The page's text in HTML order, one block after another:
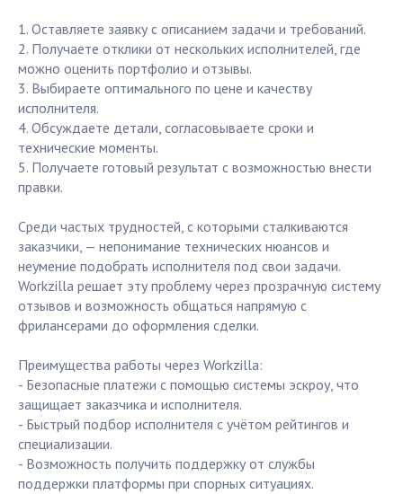
1. Оставляете заявку с описанием задачи и требований.
2. Получаете отклики от нескольких исполнителей, где
можно оценить портфолио и отзывы.
3. Выбираете оптимального по цене и качеству
исполнителя.
4. Обсуждаете детали, согласовываете сроки и
технические моменты.
5. Получаете готовый результат с возможностью внести
правки.
Среди частых трудностей, с которыми сталкиваются
заказчики, — непонимание технических нюансов и
неумение подобрать исполнителя под свои задачи.
Workzilla решает эту проблему через прозрачную систему
отзывов и возможность общаться напрямую с
фрилансерами до оформления сделки.
Преимущества работы через Workzilla:
- Безопасные платежи с помощью системы эскроу, что
защищает заказчика и исполнителя.
- Быстрый подбор исполнителя с учётом рейтингов и
специализации.
- Возможность получить поддержку от службы
поддержки платформы при спорных ситуациях.